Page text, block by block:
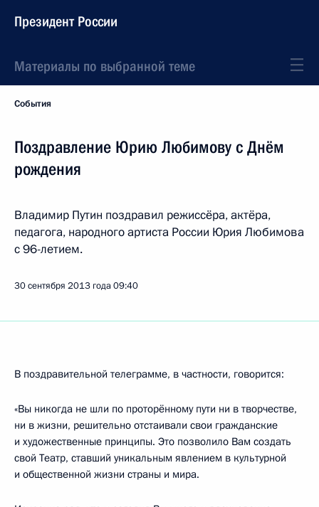
Президент России
Материалы по выбранной теме
События
Поздравление Юрию Любимову с Днём
рождения
Владимир Путин поздравил режиссёра, актёра,
педагога, народного артиста России Юрия Любимова
с 96-летием.
30 сентября 2013 года09:40
В поздравительной телеграмме, в частности, говорится:
«Вы никогда не шли по проторённому пути ни в творчестве,
ни в жизни, решительно отстаивали свои гражданские
и художественные принципы. Это позволило Вам создать
свой Театр, ставший уникальным явлением в культурной
и общественной жизни страны и мира.